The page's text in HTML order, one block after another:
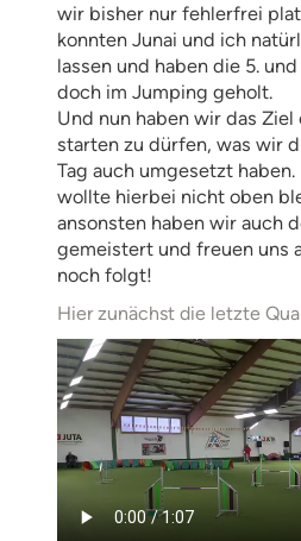
wir bisher nur fehlerfrei
konnten Junai und ich
lassen und haben die 5.
doch im Jumping geholt.
Und nun haben wir das
starten zu dürfen, was wir
Tag auch umgesetzt
wollte hierbei nicht oben
ansonsten haben wir auch
gemeistert und freuen uns
noch folgt!
Hier zunächst die letzte